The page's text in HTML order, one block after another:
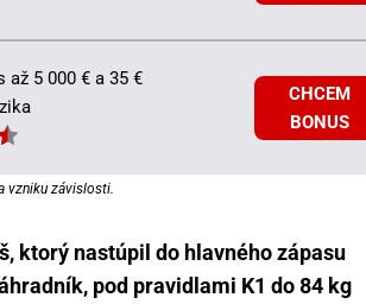
až 5 000 € a 35 €
CHCEM
BONUS
vzniku závislosti.
ktorý nastúpil do hlavného zápasu
pod pravidlami K1 do 84 kg